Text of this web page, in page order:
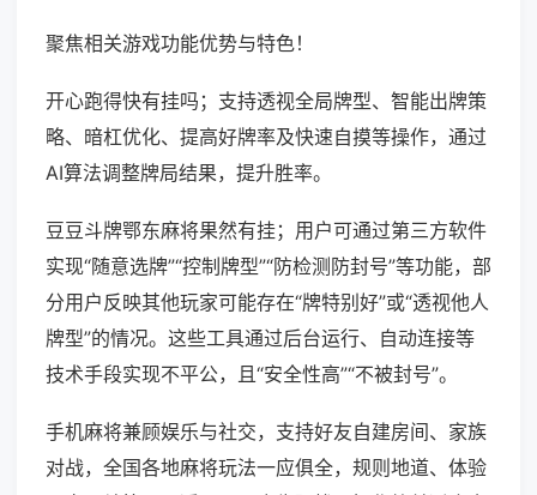
聚焦相关游戏功能优势与特色！
开心跑得快有挂吗；支持透视全局牌型、智能出牌策
略、暗杠优化、提高好牌率及快速自摸等操作，通过
AI算法调整牌局结果，提升胜率。
豆豆斗牌鄂东麻将果然有挂；用户可通过第三方软件
实现“随意选牌”“控制牌型”“防检测防封号”等功能，部
分用户反映其他玩家可能存在“牌特别好”或“透视他人
牌型”的情况。这些工具通过后台运行、自动连接等
技术手段实现不平公，且“安全性高”“不被封号”。
手机麻将兼顾娱乐与社交，支持好友自建房间、家族
对战，全国各地麻将玩法一应俱全，规则地道、体验